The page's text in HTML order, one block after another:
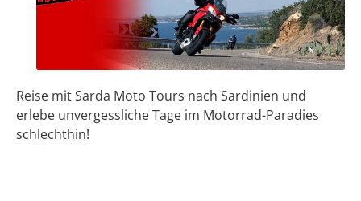
Reise mit Sarda Moto Tours nach Sardinien und
erlebe unvergessliche Tage im Motorrad-Paradies
schlechthin!